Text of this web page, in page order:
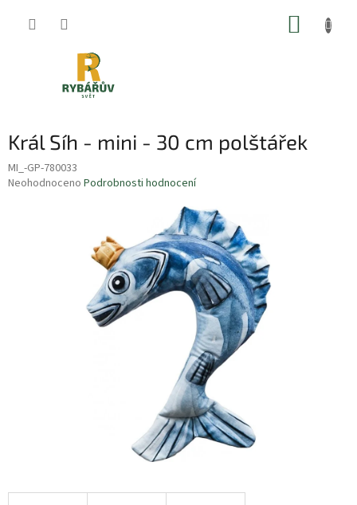
Král Síh - mini - 30 cm polštářek
MI_-GP-780033
Průměrné
Neohodnoceno Podrobnosti hodnocení